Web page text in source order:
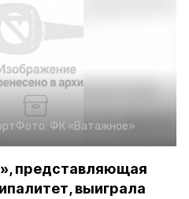
Фото: ФК «Ватажное»
представляющая
выиграла